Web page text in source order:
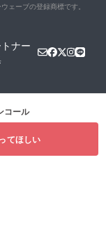
ェーブの登録商標です。
ナー
コール
てほしい